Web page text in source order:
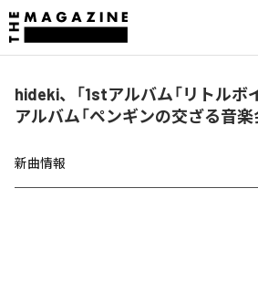
hideki、「1stアルバム「リトルボ
アルバム「ペンギンの交ざる音楽
新曲情報